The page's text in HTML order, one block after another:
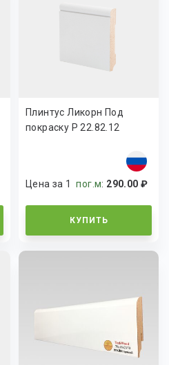
Плинтус Ликорн Под
покраску Р 22.82.12
Цена за 1пог.м: 290.00 ₽
КУПИТЬ